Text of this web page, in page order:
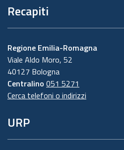
Recapiti
Regione Emilia-Romagna
Viale Aldo Moro, 52
40127 Bologna
Centralino 051 5271
Cerca telefoni o indirizzi
URP